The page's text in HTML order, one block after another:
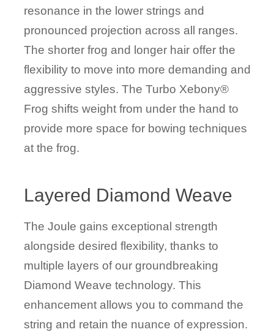
resonance in the lower strings and
pronounced projection across all ranges.
The shorter frog and longer hair offer the
flexibility to move into more demanding and
aggressive styles. The Turbo Xebony®
Frog shifts weight from under the hand to
provide more space for bowing techniques
at the frog.
Layered Diamond Weave
The Joule gains exceptional strength
alongside desired flexibility, thanks to
multiple layers of our groundbreaking
Diamond Weave technology. This
enhancement allows you to command the
string and retain the nuance of expression.